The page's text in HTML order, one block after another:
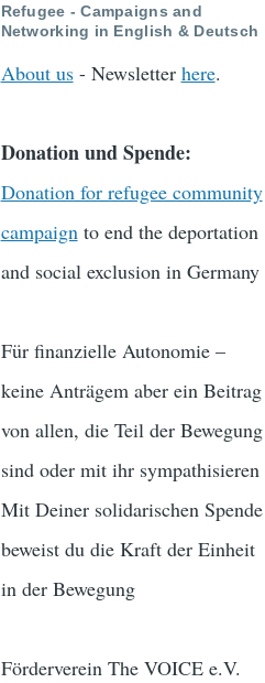
Refugee - Campaigns and
Networking in English & Deutsch
About us- Newsletter here.
Donation und Spende:
Donation for refugee community
campaignto end the deportation
and social exclusion in Germany
Für finanzielle Autonomie –
keine Anträgem aber ein Beitrag
von allen, die Teil der Bewegung
sind oder mit ihr sympathisieren
Mit Deiner solidarischen Spende
beweist du die Kraft der Einheit
in der Bewegung
Förderverein The VOICE e.V.